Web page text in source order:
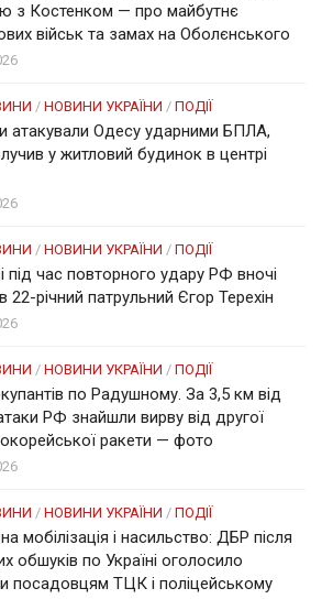
з Костенком — про майбутнє
військ та замах на Оболєнського
/ НОВИНИ УКРАЇНИ / ПОДІЇ
атакували Одесу ударними БПЛА,
у житловий будинок в центрі
/ НОВИНИ УКРАЇНИ / ПОДІЇ
під час повторного удару РФ вночі
22-річний патрульний Єгор Терехін
/ НОВИНИ УКРАЇНИ / ПОДІЇ
по Радушному. За 3,5 км від
РФ знайшли вирву від другої
ракети — фото
/ НОВИНИ УКРАЇНИ / ПОДІЇ
мобілізація і насильство: ДБР після
обшуків по Україні оголосило
посадовцям ТЦК і поліцейському